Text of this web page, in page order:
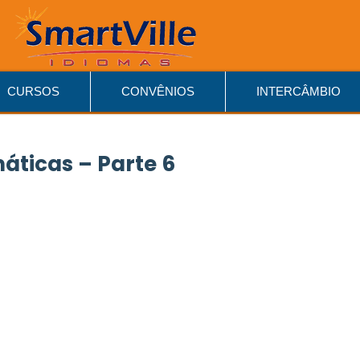
CURSOS CONVÊNIOS INTERCÂMBIO
– Parte 6